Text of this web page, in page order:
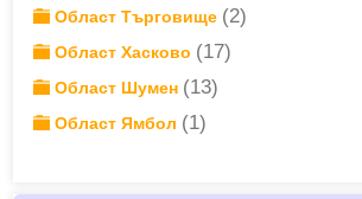
Област Търговище (2)
Област Хасково (17)
Област Шумен (13)
Област Ямбол (1)